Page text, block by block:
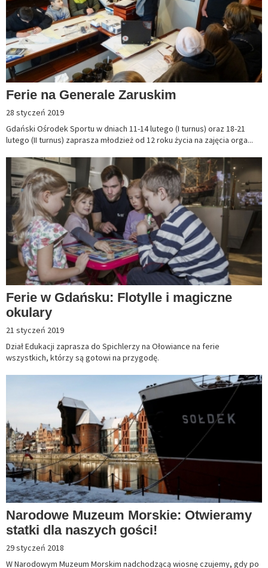
Ferie na Generale Zaruskim
28 styczeń 2019
Gdański Ośrodek Sportu w dniach 11-14 lutego (I turnus) oraz 18-21
lutego (II turnus) zaprasza młodzież od 12 roku życia na zajęcia orga...
Ferie w Gdańsku: Flotylle i magiczne
okulary
21 styczeń 2019
Dział Edukacji zaprasza do Spichlerzy na Ołowiance na ferie
wszystkich, którzy są gotowi na przygodę.
Narodowe Muzeum Morskie: Otwieramy
statki dla naszych gości!
29 styczeń 2018
W Narodowym Muzeum Morskim nadchodzącą wiosnę czujemy, gdy po